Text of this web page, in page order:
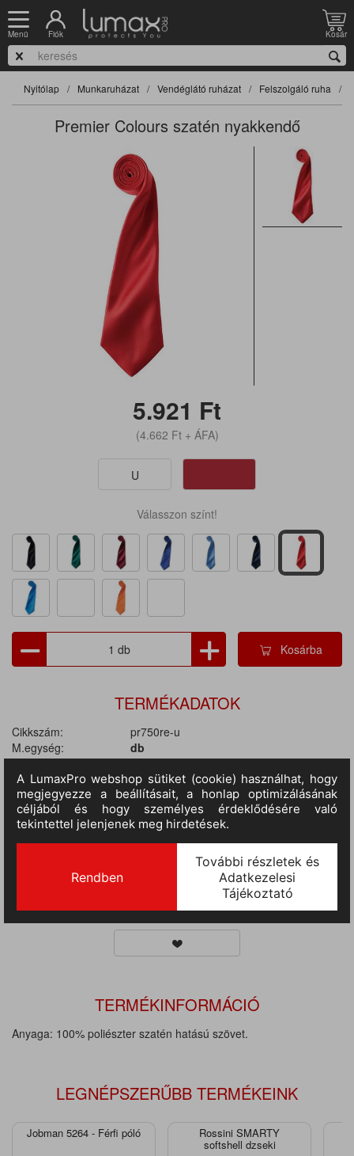
Menü Fiók Kosár
Nyitólap Munkaruházat Vendéglátó ruházat Felszolgáló ruha
Premier Colours szatén nyakkendő
5.921 Ft
(4.662 Ft+ ÁFA)
U
Válasszon színt!
Kosárba
TERMÉKADATOK
Cikkszám:
pr750re-u
M.egység:
db
Szín:
cseresznye piros
Méret:
U
Anyag:
100% poliészter
Tulajdonságok:
40 gr/m2
II.RAKTÁRON
(szállítási idő 3-7 nap) :
71 db
III.RAKTÁRON
(szállítási idő 9-14 nap)
TERMÉKINFORMÁCIÓ
Anyaga: 100% poliészter szatén hatású szövet.
LEGNÉPSZERŰBB TERMÉKEINK
Jobman 5264 - Férfi póló Rossini SMARTY
softshell dzseki